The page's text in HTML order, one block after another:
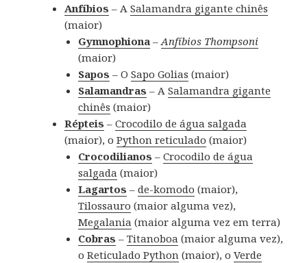
Anfíbios – ASalamandra gigante chinês
(maior)
Gymnophiona –Anfíbios Thompsoni
(maior)
Sapos – OSapo Golias (maior)
Salamandras – ASalamandra gigante
chinês (maior)
Répteis –Crocodilo de água salgada
(maior), oPython reticulado (maior)
Crocodilianos –Crocodilo de água
salgada (maior)
Lagartos –de-komodo (maior),
Tilossauro (maior alguma vez),
Megalania (maior alguma vez em terra)
Cobras –Titanoboa (maior alguma vez),
oReticulado Python (maior), oVerde